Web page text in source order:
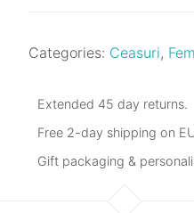
Categories: Ceasuri,
Extended 45 day returns.
Free 2-day shipping on
Gift packaging &